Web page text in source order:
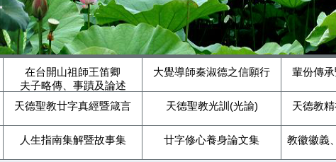
在台開山祖師王笛卿
夫子略傳、事蹟及論述
大覺導師秦淑德之信願行 輩份傳
天德聖教廿字真經暨箴言 天德聖教光訓(光諭) 天德教
人生指南集解暨故事集 廿字修心養身論文集 教徽徽義